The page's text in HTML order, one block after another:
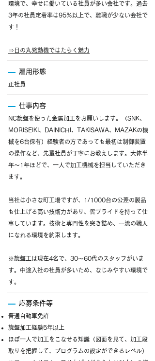
環境で、幸せに働いている社員が多い会社です。過去
3年の社員定着率は95％以上で、離職が少ない会社で
す！
⇒ 日の丸発動機ではたらく魅力
雇用形態
正社員
仕事内容
NC旋盤を使った金属加工をお願いします。（SNK、
MORISEIKI、DAINICHI、TAKISAWA、MAZAKの機
械を6台保有）経験者の方であっても最初は制御装置
の操作など、先輩社員が丁寧にお教えします。大体半
年～1年ほどで、一人で加工機械を担当していただき
ます。
当社は小さな町工場ですが、1/1000台の公差の製品
も仕上げる高い技術力があり、皆プライドを持って仕
事しています。技術と専門性を突き詰め、一流の職人
になれる環境を約束します。
※旋盤工は現在4名で、30～60代のスタッフがいま
す。中途入社の社員が多いため、なじみやすい環境で
す。
応募条件等
普通自動車免許
旋盤加工経験5年以上
ほぼ一人で加工をこなせる知識（図面を見て、加工段
取りを把握して、プログラムの設定ができるレベル）